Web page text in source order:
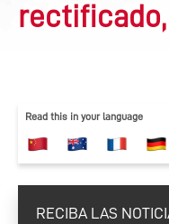
servidor o
con el
ANCA
Read this in your language
RECIBA LAS